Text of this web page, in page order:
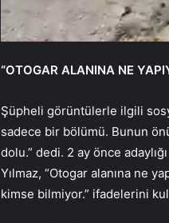
“OTOGAR ALANINA NE
Şüpheli görüntülerle ilgili
sadece bir bölümü. Bunun
dolu.” dedi. 2 ay önce
Yılmaz, “Otogar alanına ne
kimse bilmiyor.” ifadelerini